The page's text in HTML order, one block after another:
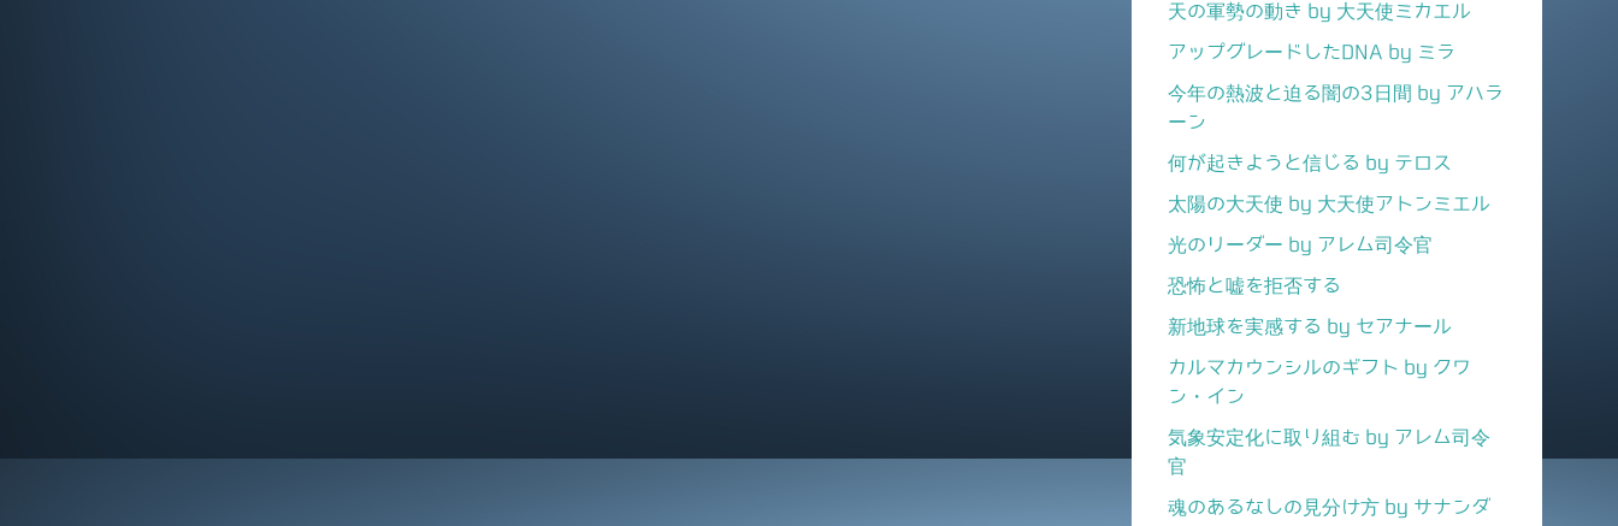
天の軍勢の動き by 大天使ミカエル
アップグレードしたDNA by ミラ
今年の熱波と迫る闇の3日間 by アハラ
ーン
何が起きようと信じる by テロス
太陽の大天使 by 大天使アトンミエル
光のリーダー by アレム司令官
恐怖と嘘を拒否する
新地球を実感する by セアナール
カルマカウンシルのギフト by クワ
ン・イン
気象安定化に取り組む by アレム司令
官
魂のあるなしの見分け方 by サナンダ